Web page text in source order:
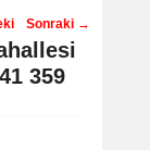
Sonraki →
359